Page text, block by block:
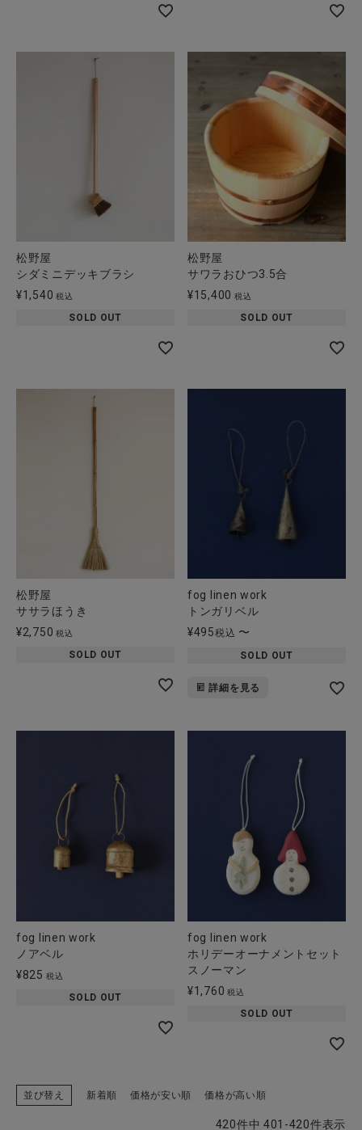
松野屋
シダミニデッキブラシ
¥1,540 税込
SOLD OUT
松野屋
サワラおひつ3.5合
¥15,400 税込
SOLD OUT
松野屋
ササラほうき
¥2,750 税込
SOLD OUT
fog linen work
トンガリベル
¥495税込 〜
SOLD OUT
詳細を見る
fog linen work
ノアベル
¥825 税込
SOLD OUT
fog linen work
ホリデーオーナメントセット
スノーマン
¥1,760 税込
SOLD OUT
並び替え 新着順 価格が安い順 価格が高い順
420件中 401 -420件表示